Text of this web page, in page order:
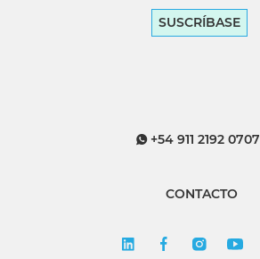
SUSCRÍBASE
+54 911 2192 0707
CONTACTO